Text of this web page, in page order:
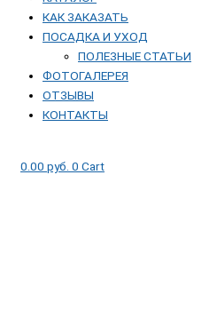
КАК ЗАКАЗАТЬ
ПОСАДКА И УХОД
ПОЛЕЗНЫЕ СТАТЬИ
ФОТОГАЛЕРЕЯ
ОТЗЫВЫ
КОНТАКТЫ
0.00 руб. 0 Cart